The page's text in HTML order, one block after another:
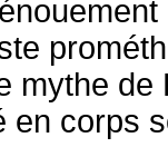
mythe
en corps